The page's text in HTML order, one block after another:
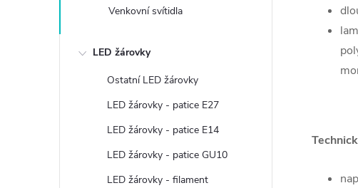
Venkovní svítidla
LED žárovky
Ostatní LED žárovky
LED žárovky - patice E27
LED žárovky - patice E14
LED žárovky - patice GU10
LED žárovky - filament